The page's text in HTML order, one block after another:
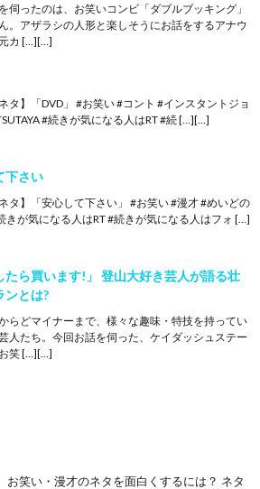
伺ったのは、お笑いコンビ「ダブルブッキング」
。アザラシの人形と楽しそうにお話をするアナウ
カ […][…]
ネタ】「DVD」 #お笑い #コント #インスタントジョ
#続きが気になる人はRT #続 […][…]
下さい
ネタ】「安心して下さい」 #お笑い #漫才 #めいどの
きが気になる人はRT #続きが気になる人はフォ […]
たら買います!」 登山大好き芸人が語る壮
ンとは?
らどマイナーまで、様々な趣味・特技を持ってい
人たち。今回お話を伺った、ケイダッシュステー
笑 […][…]
お笑い・漫才のネタを面白くするには？ ネタ